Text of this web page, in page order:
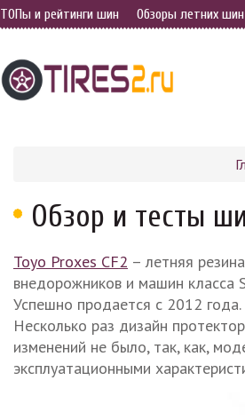
ТОПы и рейтинги шин Обзоры летних шин
Обзор и тесты
Toyo Proxes CF2 – летняя
внедорожников и машин класса
Успешно продается с 2012
Несколько раз дизайн
изменений не было, так, как,
эксплуатационными